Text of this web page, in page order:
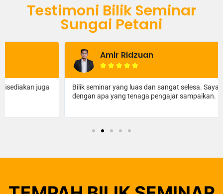
Testimoni Bilik Seminar
Sungai Petani
Amir Ridzuan

Bilik seminar yang luas dan sangat selesa. Saya lebih fokus
dengan apa yang tenaga pengajar sampaikan.